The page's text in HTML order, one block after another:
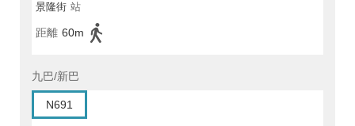
景隆街 站
距離 60m
九巴/新巴
N691